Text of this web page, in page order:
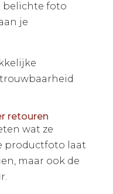
belichte foto
je
retouren
wat ze
productfoto laat
maar ook de